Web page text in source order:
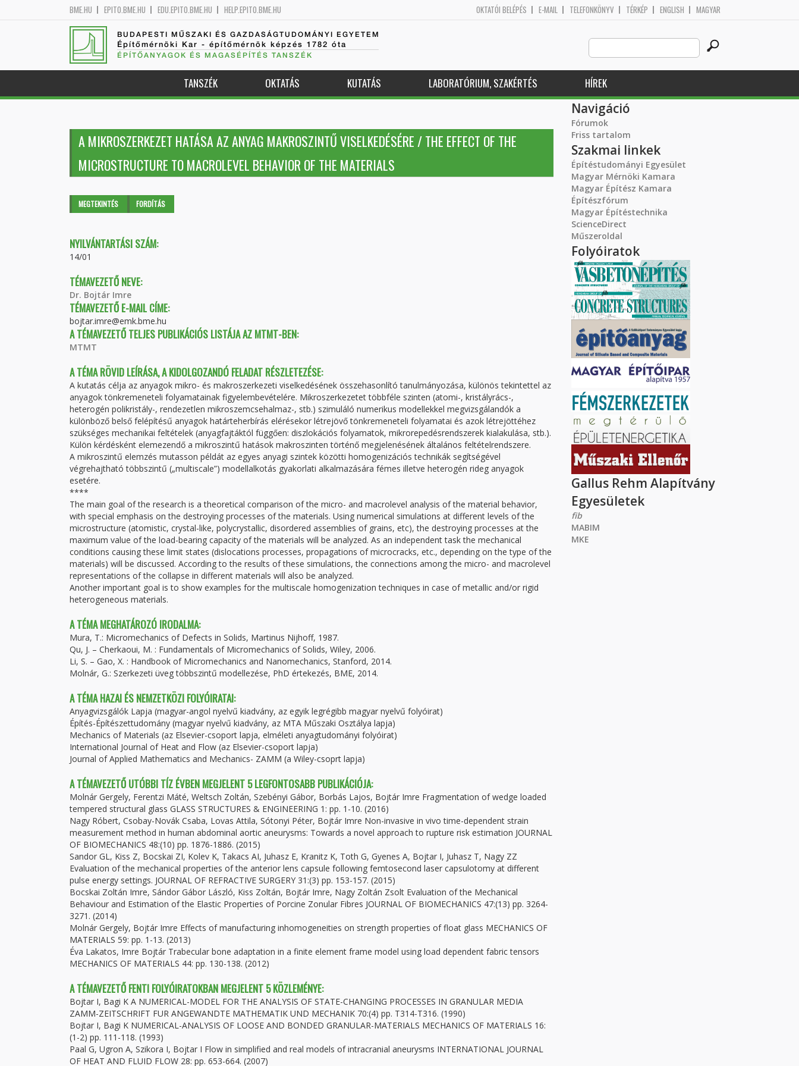
BME.HU EPITO.BME.HU EDU.EPITO.BME.HU HELP.EPITO.BME.HU OKTATÓI BELÉPÉS E-MAIL TELEFONKÖNYV TÉRKÉP ENGLISH MAGYAR
BUDAPESTI MŰSZAKI ÉS GAZDASÁGTUDOMÁNYI EGYETEM
Építőmérnöki Kar - építőmérnök képzés 1782 óta
ÉPÍTŐANYAGOK ÉS MAGASÉPÍTÉS TANSZÉK
Search
this
site
TANSZÉK OKTATÁS KUTATÁS LABORATÓRIUM, SZAKÉRTÉS HÍREK
A MIKROSZERKEZET HATÁSA AZ ANYAG MAKROSZINTŰ VISELKEDÉSÉRE / THE EFFECT OF THE
MICROSTRUCTURE TO MACROLEVEL BEHAVIOR OF THE MATERIALS
Elsődleges fülek
MEGTEKINTÉS (AKTÍVFORDÍTÁS
NYILVÁNTARTÁSI SZÁM:
14/01
TÉMAVEZETŐ NEVE:
Dr. Bojtár Imre
TÉMAVEZETŐ E-MAIL CÍME:
bojtar.imre@emk.bme.hu
A TÉMAVEZETŐ TELJES PUBLIKÁCIÓS LISTÁJA AZ MTMT-BEN:
MTMT
A TÉMA RÖVID LEÍRÁSA, A KIDOLGOZANDÓ FELADAT RÉSZLETEZÉSE:
A kutatás célja az anyagok mikro- és makroszerkezeti viselkedésének összehasonlító tanulmányozása, különös tekintettel az
anyagok tönkremeneteli folyamatainak figyelembevételére. Mikroszerkezetet többféle szinten (atomi-, kristályrács-,
heterogén polikristály-, rendezetlen mikroszemcsehalmaz-, stb.) szimuláló numerikus modellekkel megvizsgálandók a
különböző belső felépítésű anyagok határteherbírás elérésekor létrejövő tönkremeneteli folyamatai és azok létrejöttéhez
szükséges mechanikai feltételek (anyagfajtáktól függően: diszlokációs folyamatok, mikrorepedésrendszerek kialakulása, stb.).
Külön kérdésként elemezendő a mikroszintű hatások makroszinten történő megjelenésének általános feltételrendszere.
A mikroszintű elemzés mutasson példát az egyes anyagi szintek közötti homogenizációs technikák segítségével
végrehajtható többszintű („multiscale”) modellalkotás gyakorlati alkalmazására fémes illetve heterogén rideg anyagok
esetére.
****
The main goal of the research is a theoretical comparison of the micro- and macrolevel analysis of the material behavior,
with special emphasis on the destroying processes of the materials. Using numerical simulations at different levels of the
microstructure (atomistic, crystal-like, polycrystallic, disordered assemblies of grains, etc), the destroying processes at the
maximum value of the load-bearing capacity of the materials will be analyzed. As an independent task the mechanical
conditions causing these limit states (dislocations processes, propagations of microcracks, etc., depending on the type of the
materials) will be discussed. According to the results of these simulations, the connections among the micro- and macrolevel
representations of the collapse in different materials will also be analyzed.
Another important goal is to show examples for the multiscale homogenization techniques in case of metallic and/or rigid
heterogeneous materials.
A TÉMA MEGHATÁROZÓ IRODALMA:
Mura, T.: Micromechanics of Defects in Solids, Martinus Nijhoff, 1987.
Qu, J. – Cherkaoui, M. : Fundamentals of Micromechanics of Solids, Wiley, 2006.
Li, S. – Gao, X. : Handbook of Micromechanics and Nanomechanics, Stanford, 2014.
Molnár, G.: Szerkezeti üveg többszintű modellezése, PhD értekezés, BME, 2014.
A TÉMA HAZAI ÉS NEMZETKÖZI FOLYÓIRATAI:
Anyagvizsgálók Lapja (magyar-angol nyelvű kiadvány, az egyik legrégibb magyar nyelvű folyóirat)
Építés-Építészettudomány (magyar nyelvű kiadvány, az MTA Műszaki Osztálya lapja)
Mechanics of Materials (az Elsevier-csoport lapja, elméleti anyagtudományi folyóirat)
International Journal of Heat and Flow (az Elsevier-csoport lapja)
Journal of Applied Mathematics and Mechanics- ZAMM (a Wiley-csoprt lapja)
A TÉMAVEZETŐ UTÓBBI TÍZ ÉVBEN MEGJELENT 5 LEGFONTOSABB PUBLIKÁCIÓJA:
Molnár Gergely, Ferentzi Máté, Weltsch Zoltán, Szebényi Gábor, Borbás Lajos, Bojtár Imre Fragmentation of wedge loaded
tempered structural glass GLASS STRUCTURES & ENGINEERING 1: pp. 1-10. (2016)
Nagy Róbert, Csobay-Novák Csaba, Lovas Attila, Sótonyi Péter, Bojtár Imre Non-invasive in vivo time-dependent strain
measurement method in human abdominal aortic aneurysms: Towards a novel approach to rupture risk estimation JOURNAL
OF BIOMECHANICS 48:(10) pp. 1876-1886. (2015)
Sandor GL, Kiss Z, Bocskai ZI, Kolev K, Takacs AI, Juhasz E, Kranitz K, Toth G, Gyenes A, Bojtar I, Juhasz T, Nagy ZZ
Evaluation of the mechanical properties of the anterior lens capsule following femtosecond laser capsulotomy at different
pulse energy settings. JOURNAL OF REFRACTIVE SURGERY 31:(3) pp. 153-157. (2015)
Bocskai Zoltán Imre, Sándor Gábor László, Kiss Zoltán, Bojtár Imre, Nagy Zoltán Zsolt Evaluation of the Mechanical
Behaviour and Estimation of the Elastic Properties of Porcine Zonular Fibres JOURNAL OF BIOMECHANICS 47:(13) pp. 3264-
3271. (2014)
Molnár Gergely, Bojtár Imre Effects of manufacturing inhomogeneities on strength properties of float glass MECHANICS OF
MATERIALS 59: pp. 1-13. (2013)
Éva Lakatos, Imre Bojtár Trabecular bone adaptation in a finite element frame model using load dependent fabric tensors
MECHANICS OF MATERIALS 44: pp. 130-138. (2012)
A TÉMAVEZETŐ FENTI FOLYÓIRATOKBAN MEGJELENT 5 KÖZLEMÉNYE:
Bojtar I, Bagi K A NUMERICAL-MODEL FOR THE ANALYSIS OF STATE-CHANGING PROCESSES IN GRANULAR MEDIA
ZAMM-ZEITSCHRIFT FUR ANGEWANDTE MATHEMATIK UND MECHANIK 70:(4) pp. T314-T316. (1990)
Bojtar I, Bagi K NUMERICAL-ANALYSIS OF LOOSE AND BONDED GRANULAR-MATERIALS MECHANICS OF MATERIALS 16:
(1-2) pp. 111-118. (1993)
Paal G, Ugron A, Szikora I, Bojtar I Flow in simplified and real models of intracranial aneurysms INTERNATIONAL JOURNAL
OF HEAT AND FLUID FLOW 28: pp. 653-664. (2007)
Navigáció
Fórumok
Friss tartalom
Szakmai linkek
Építéstudományi Egyesület
Magyar Mérnöki Kamara
Magyar Építész Kamara
Építészfórum
Magyar Építéstechnika
ScienceDirect
Műszeroldal
Folyóiratok
Gallus Rehm Alapítvány
Egyesületek
fib
MABIM
MKE